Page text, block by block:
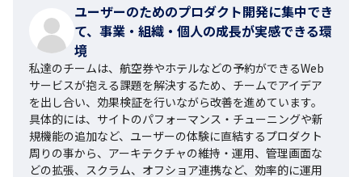
ユーザーのためのプロダクト開発に集中でき
て、事業・組織・個人の成長が実感できる環
境
私達のチームは、航空券やホテルなどの予約ができるWeb
サービスが抱える課題を解決するため、チームでアイデア
を出し合い、効果検証を行いながら改善を進めています。
具体的には、サイトのパフォーマンス・チューニングや新
規機能の追加など、ユーザーの体験に直結するプロダクト
周りの事から、アーキテクチャの維持・運用、管理画面な
どの拡張、スクラム、オフショア連携など、効率的に運用